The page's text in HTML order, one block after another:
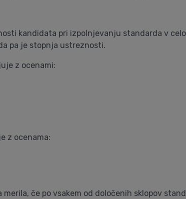
kandidata pri izpolnjevanju standarda v
pa je stopnja ustreznosti.
z ocenami:
z ocenama:
če po vsakem od določenih sklopov